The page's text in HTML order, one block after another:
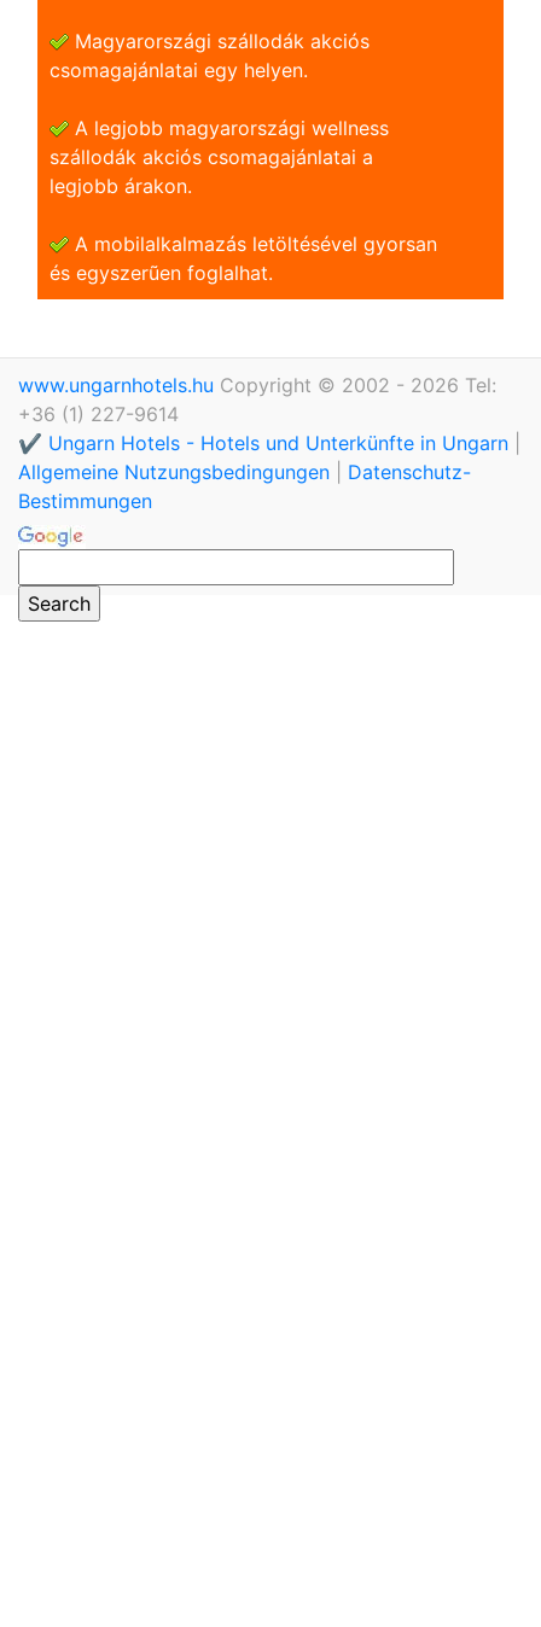
Magyarországi szállodák akciós
csomagajánlatai egy helyen.
A legjobb magyarországi wellness
szállodák akciós csomagajánlatai a
legjobb árakon.
A mobilalkalmazás letöltésével gyorsan
és egyszerũen foglalhat.
www.ungarnhotels.hu Copyright © 2002 - 2026 Tel:
+36 (1) 227-9614
✔️ Ungarn Hotels - Hotels und Unterkünfte in Ungarn
Allgemeine Nutzungsbedingungen
Datenschutz-
Bestimmungen